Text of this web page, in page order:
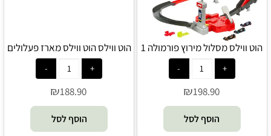
הוט ווילס מסלול מירוץ פורמולה 1
Wheels
₪198.90
הוסף לסל
הוט ווילס הוט ווילס מארז פעלולים
דאבל לופ - Hot Wheels
₪188.90
הוסף לסל